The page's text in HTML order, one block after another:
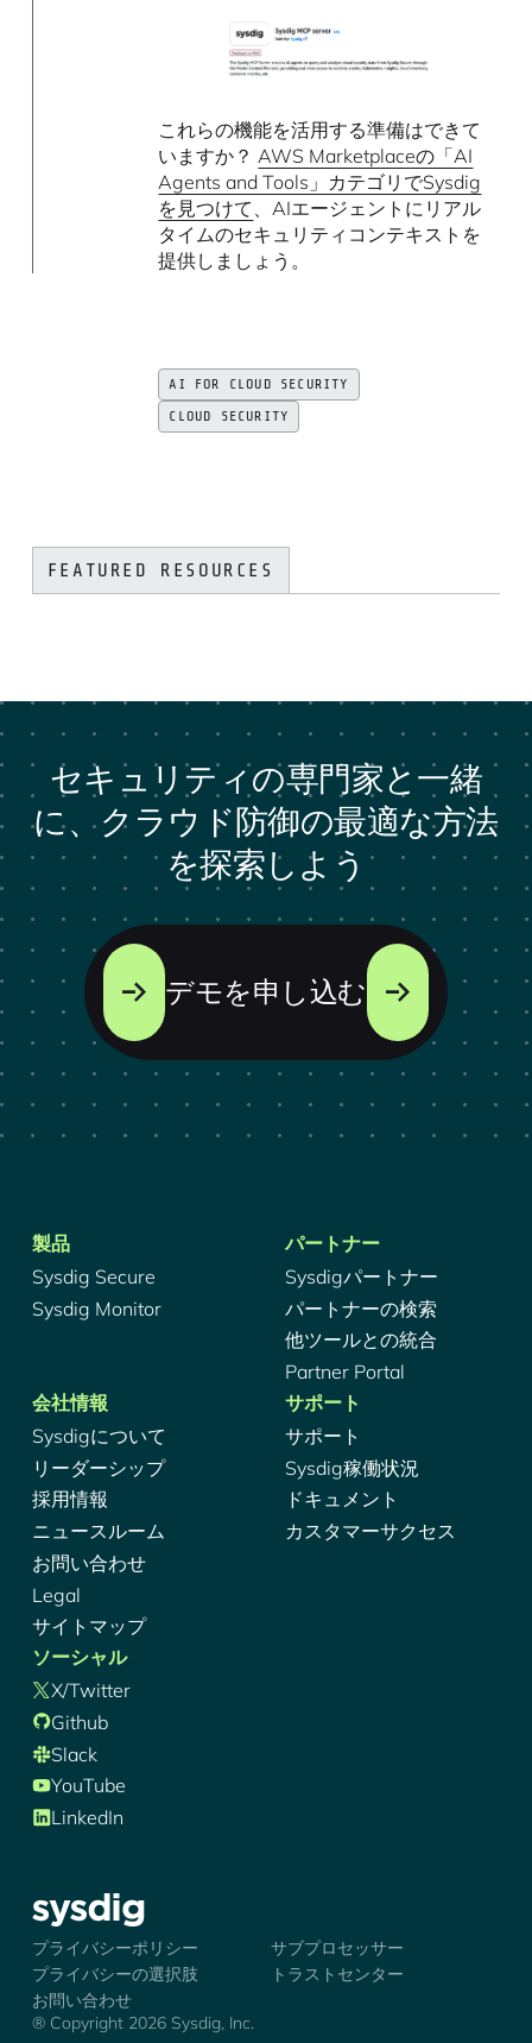
これらの機能を活用する準備はできて
いますか？ AWS Marketplaceの「AI
Agents and Tools」カテゴリでSysdig
を見つけて
、AIエージェントにリアル
タイムのセキュリティコンテキストを
提供しましょう。
AI FOR CLOUD SECURITY
CLOUD SECURITY
FEATURED RESOURCES
セキュリティの専門家と一緒
に、クラウド防御の最適な方法
を探索しよう
デモを申し込む
製品
Sysdig Secure
Sysdig Monitor
パートナー
Sysdigパートナー
パートナーの検索
他ツールとの統合
Partner Portal
会社情報
Sysdigについて
リーダーシップ
採用情報
ニュースルーム
お問い合わせ
Legal
サイトマップ
サポート
サポート
Sysdig稼働状況
ドキュメント
カスタマーサクセス
ソーシャル
X/Twitter
Github
Slack
YouTube
LinkedIn
シズディグ-ロゴ
® Copyright 2026 Sysdig, Inc.
プライバシーポリシー
サブプロセッサー
プライバシーの選択肢
トラストセンター
お問い合わせ